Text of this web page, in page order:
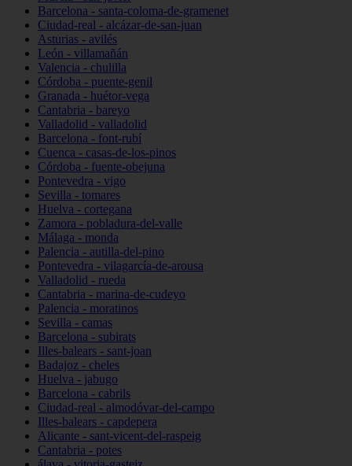
Barcelona - santa-coloma-de-gramenet
Ciudad-real - alcázar-de-san-juan
Asturias - avilés
León - villamañán
Valencia - chulilla
Córdoba - puente-genil
Granada - huétor-vega
Cantabria - bareyo
Valladolid - valladolid
Barcelona - font-rubí
Cuenca - casas-de-los-pinos
Córdoba - fuente-obejuna
Pontevedra - vigo
Sevilla - tomares
Huelva - cortegana
Zamora - pobladura-del-valle
Málaga - monda
Palencia - autilla-del-pino
Pontevedra - vilagarcía-de-arousa
Valladolid - rueda
Cantabria - marina-de-cudeyo
Palencia - moratinos
Sevilla - camas
Barcelona - subirats
Illes-balears - sant-joan
Badajoz - cheles
Huelva - jabugo
Barcelona - cabrils
Ciudad-real - almodóvar-del-campo
Illes-balears - capdepera
Alicante - sant-vicent-del-raspeig
Cantabria - potes